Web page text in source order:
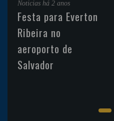
Noticias há 2 anos
Festa para Everton
Ribeira no
aeroporto de
Salvador